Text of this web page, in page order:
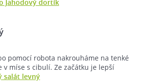
Jahodový dortík
pomocí robota nakrouháme na tenké
v míse s cibulí. Ze začátku je lepší
salát levný